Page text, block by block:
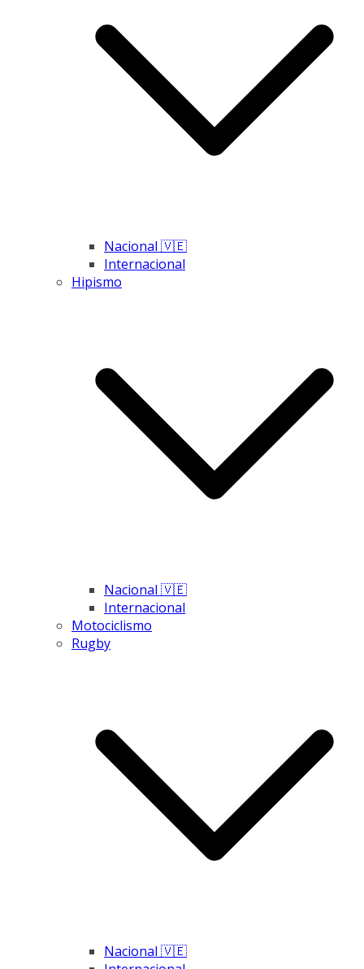
Nacional 🇻🇪
Internacional
Hipismo
Nacional 🇻🇪
Internacional
Motociclismo
Rugby
Nacional 🇻🇪